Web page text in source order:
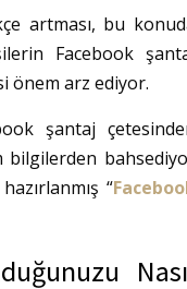
artması, bu
Facebook
önem arz ediyor.
şantaj
bilgilerden
“